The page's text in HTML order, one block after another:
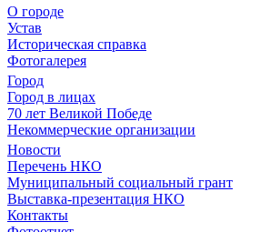
О городе
Устав
Историческая справка
Фотогалерея
Город
Город в лицах
70 лет Великой Победе
Некоммерческие организации
Новости
Перечень НКО
Муниципальный социальный грант
Выставка-презентация НКО
Контакты